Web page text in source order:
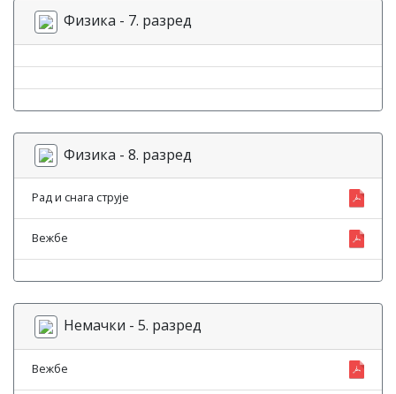
Физика - 7. разред
Физика - 8. разред
Рад и снага струје
Вежбе
Немачки - 5. разред
Вежбе